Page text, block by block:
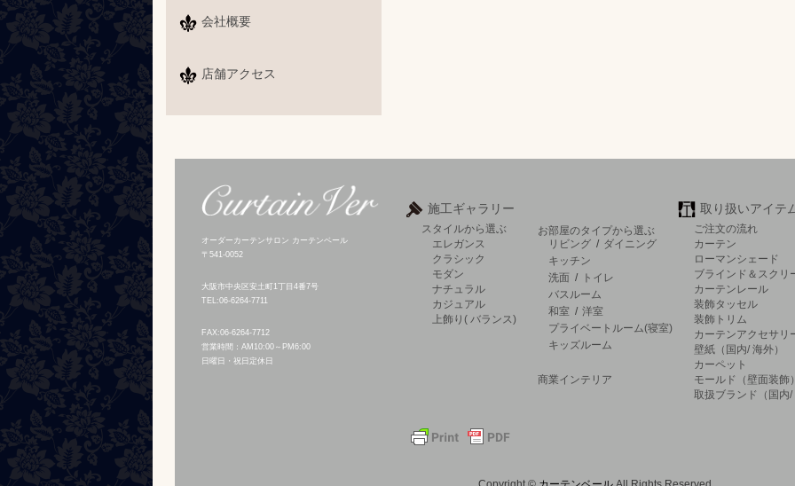
会社概要
店舗アクセス
オーダーカーテンサロン カーテンベール
〒541-0052
大阪市中央区安土町1丁目4番7号
TEL:06-6264-7711
FAX:06-6264-7712
営業時間：AM10:00～PM6:00
日曜日・祝日定休日
施工ギャラリー
スタイルから選ぶ
エレガンス
クラシック
モダン
ナチュラル
カジュアル
上飾り( バランス)
お部屋のタイプから選ぶ
リビング / ダイニング
キッチン
洗面 /
トイレ
バスルーム
和室 / 洋室
プライベートルーム(寝室)
キッズルーム
商業インテリア
取り扱いアイテ
ご注文の流れ
カーテン
ローマンシェード
ブラインド＆スクリ
カーテンレール
装飾タッセル
装飾トリム
カーテンアクセサリ
壁紙（国内/ 海外）
カーペット
モールド（壁面装飾
取扱ブランド（国内/